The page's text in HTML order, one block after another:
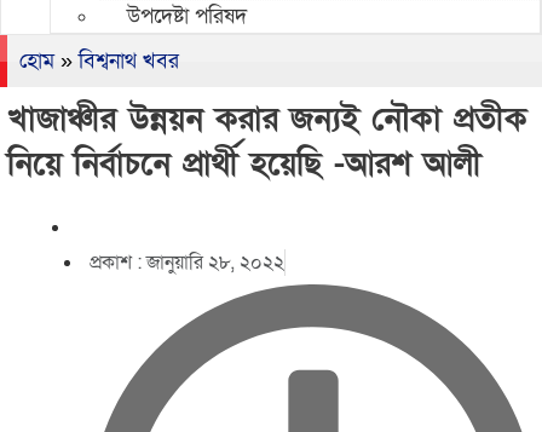
উপদেষ্টা পরিষদ
হোম»বিশ্বনাথ খবর
খাজাঞ্চীর উন্নয়ন করার জন্যই নৌকা প্রতীক
নিয়ে নির্বাচনে প্রার্থী হয়েছি -আরশ আলী
প্রকাশ :জানুয়ারি ২৮, ২০২২